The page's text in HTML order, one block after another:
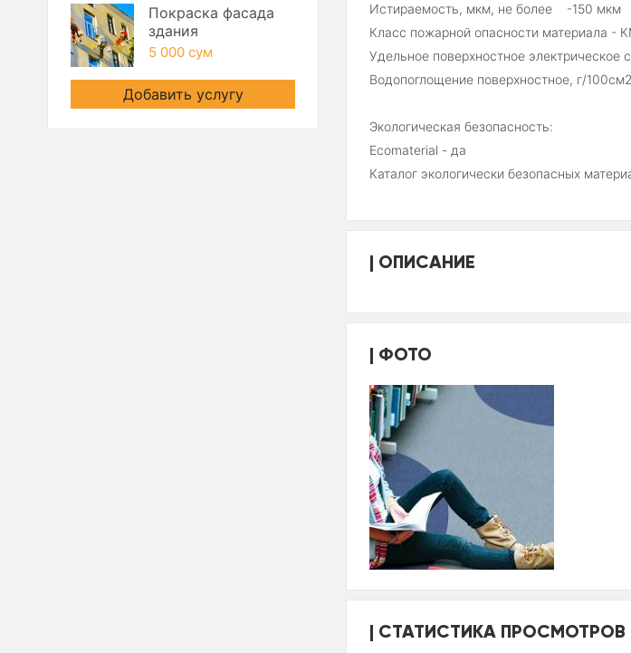
Истираемость, мкм, не более -150 мкм
Класс пожарной опасности материала -
Удельное поверхностное электрическое
Водопоглощение поверхностное, г/
Экологическая безопасность:
Ecomaterial - да
Каталог экологически безопасных
ОПИСАНИЕ
ФОТО
СТАТИСТИКА ПРОСМОТРОВ
Покраска фасада
здания
5 000 сум
Добавить услугу